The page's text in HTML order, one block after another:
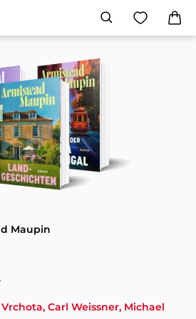
Maupin
Carl Weissner Michael